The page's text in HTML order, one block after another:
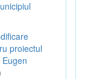
proiectul